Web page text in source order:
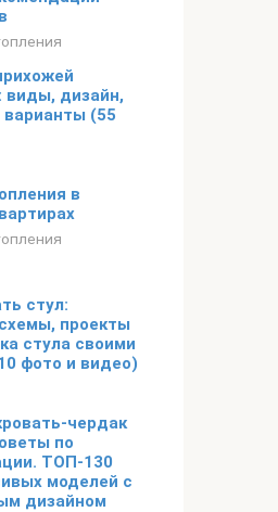
виды, дизайн,
(55
в
стул:
проекты
стула своими
фото и видео)
чердак
по
ТОП-130
моделей с
дизайном